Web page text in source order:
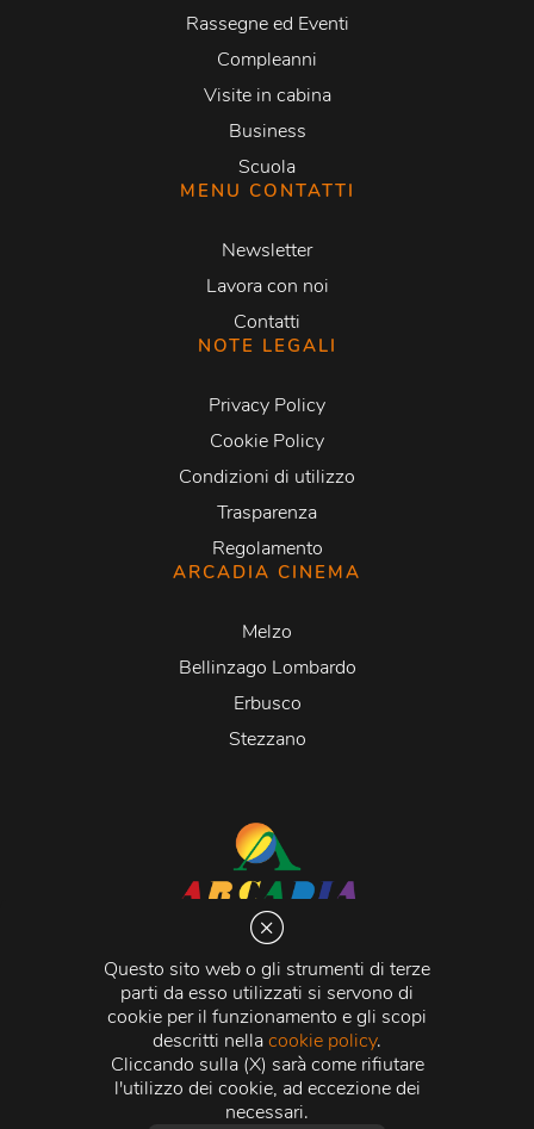
Questo sito web o gli strumenti di terze
parti da esso utilizzati si servono di
cookie per il funzionamento e gli scopi
descritti nellacookie policy.
Cliccando sulla (X) sarà come rifiutare
l'utilizzo dei cookie, ad eccezione dei
necessari.
Rassegne ed Eventi
Compleanni
Visite in cabina
Business
Scuola
MENU CONTATTI
Newsletter
Lavora con noi
Contatti
NOTE LEGALI
Privacy Policy
Cookie Policy
Condizioni di utilizzo
Trasparenza
Regolamento
ARCADIA CINEMA
Melzo
Bellinzago Lombardo
Erbusco
Stezzano
Via Martiri della Libertà 20066 Melzo (MI)
C.C.I.A.A. - R.E.A di Milano n. 1427910
Registro delle Imprese di Milano n. 338392 -
Fiscale e Partita Iva11015840157 | Capitale Sociale
500.000,00 i.v.
Credits:Crea Informatica S.r.l. 2026 © Tutti i diritti
riservati.